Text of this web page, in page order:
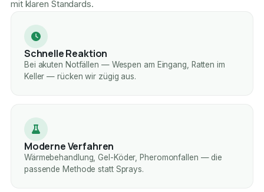
mit klaren Standards.
Schnelle Reaktion
Bei akuten Notfällen — Wespen am Eingang, Ratten im
Keller — rücken wir zügig aus.
Moderne Verfahren
Wärmebehandlung, Gel-Köder, Pheromonfallen — die
passende Methode statt Sprays.